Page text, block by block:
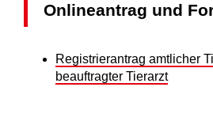
Onlineantrag und
Registrierantrag amtlicher
beauftragter Tierarzt